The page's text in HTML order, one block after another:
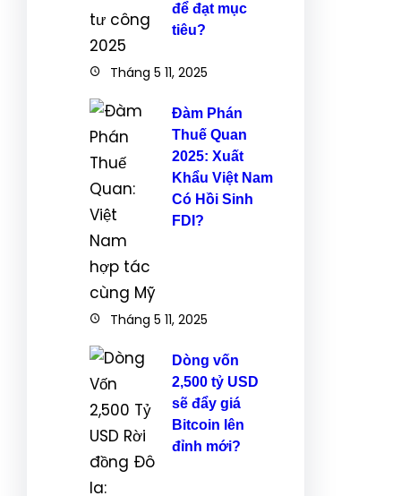
để đạt mục
tiêu?
Tháng 5 11, 2025
Đàm Phán
Thuế Quan
2025: Xuất
Khẩu Việt Nam
Có Hồi Sinh
FDI?
Tháng 5 11, 2025
Dòng vốn
2,500 tỷ USD
sẽ đẩy giá
Bitcoin lên
đỉnh mới?